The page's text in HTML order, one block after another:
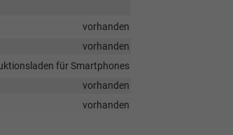
vorhanden
vorhanden
für Smartphones
vorhanden
vorhanden